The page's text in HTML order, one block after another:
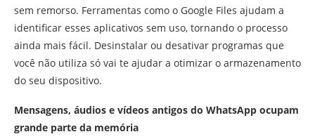
sem remorso. Ferramentas como o Google Files ajudam a
identificar esses aplicativos sem uso, tornando o processo
ainda mais fácil. Desinstalar ou desativar programas que
você não utiliza só vai te ajudar a otimizar o armazenamento
do seu dispositivo.
Mensagens, áudios e vídeos antigos do WhatsApp ocupam
grande parte da memória